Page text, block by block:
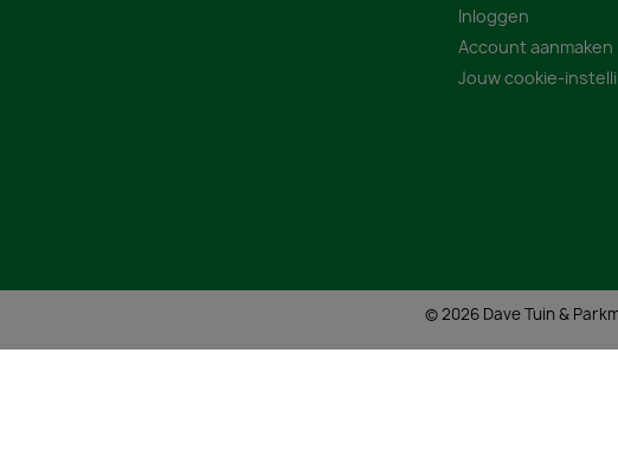
Inloggen
Account aanmaken
Jouw cookie-
© 2026 Dave Tuin &